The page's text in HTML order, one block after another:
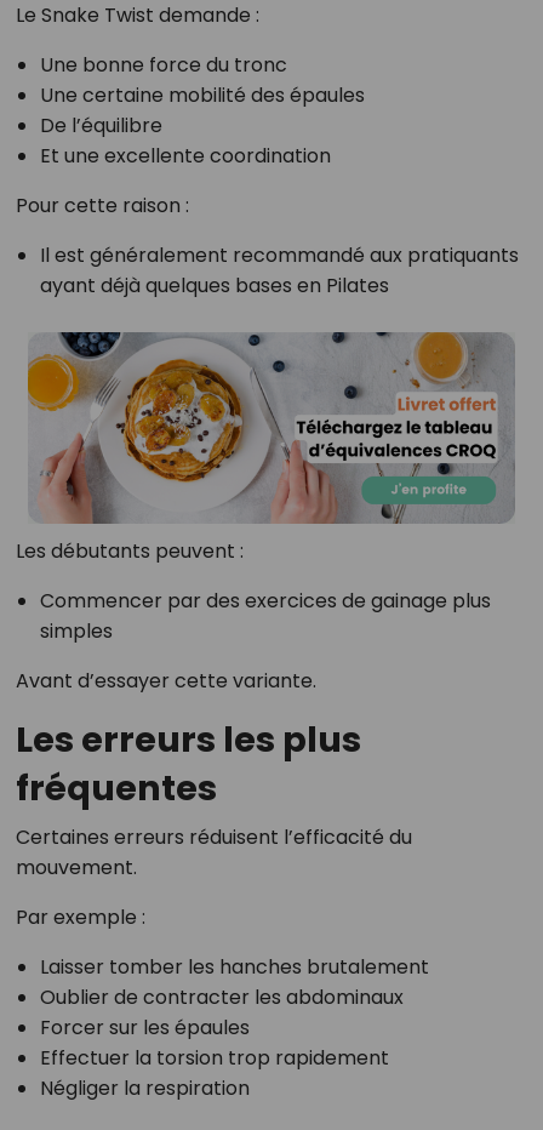
Le Snake Twist demande :
Une bonne force du tronc
Une certaine mobilité des épaules
De l’équilibre
Et une excellente coordination
Pour cette raison :
Il est généralement recommandé aux pratiquants
ayant déjà quelques bases en Pilates
Les débutants peuvent :
Commencer par des exercices de gainage plus
simples
Avant d’essayer cette variante.
Les erreurs les plus
fréquentes
Certaines erreurs réduisent l’efficacité du
mouvement.
Par exemple :
Laisser tomber les hanches brutalement
Oublier de contracter les abdominaux
Forcer sur les épaules
Effectuer la torsion trop rapidement
Négliger la respiration